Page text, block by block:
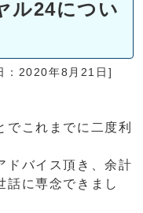
ル24につい
：2020年8月21日]
でこれまでに二度利
ドバイス頂き、余計
話に専念できまし